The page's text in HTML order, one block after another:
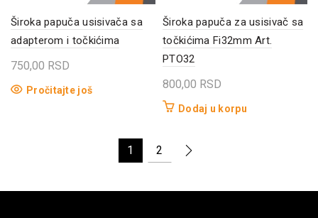
Široka papuča usisivača sa
adapterom i točkićima
750,00 RSD
Pročitajte još
Široka papuča za usisivač sa
točkićima Fi32mm Art.
PTO32
800,00 RSD
Dodaj u korpu
1 2